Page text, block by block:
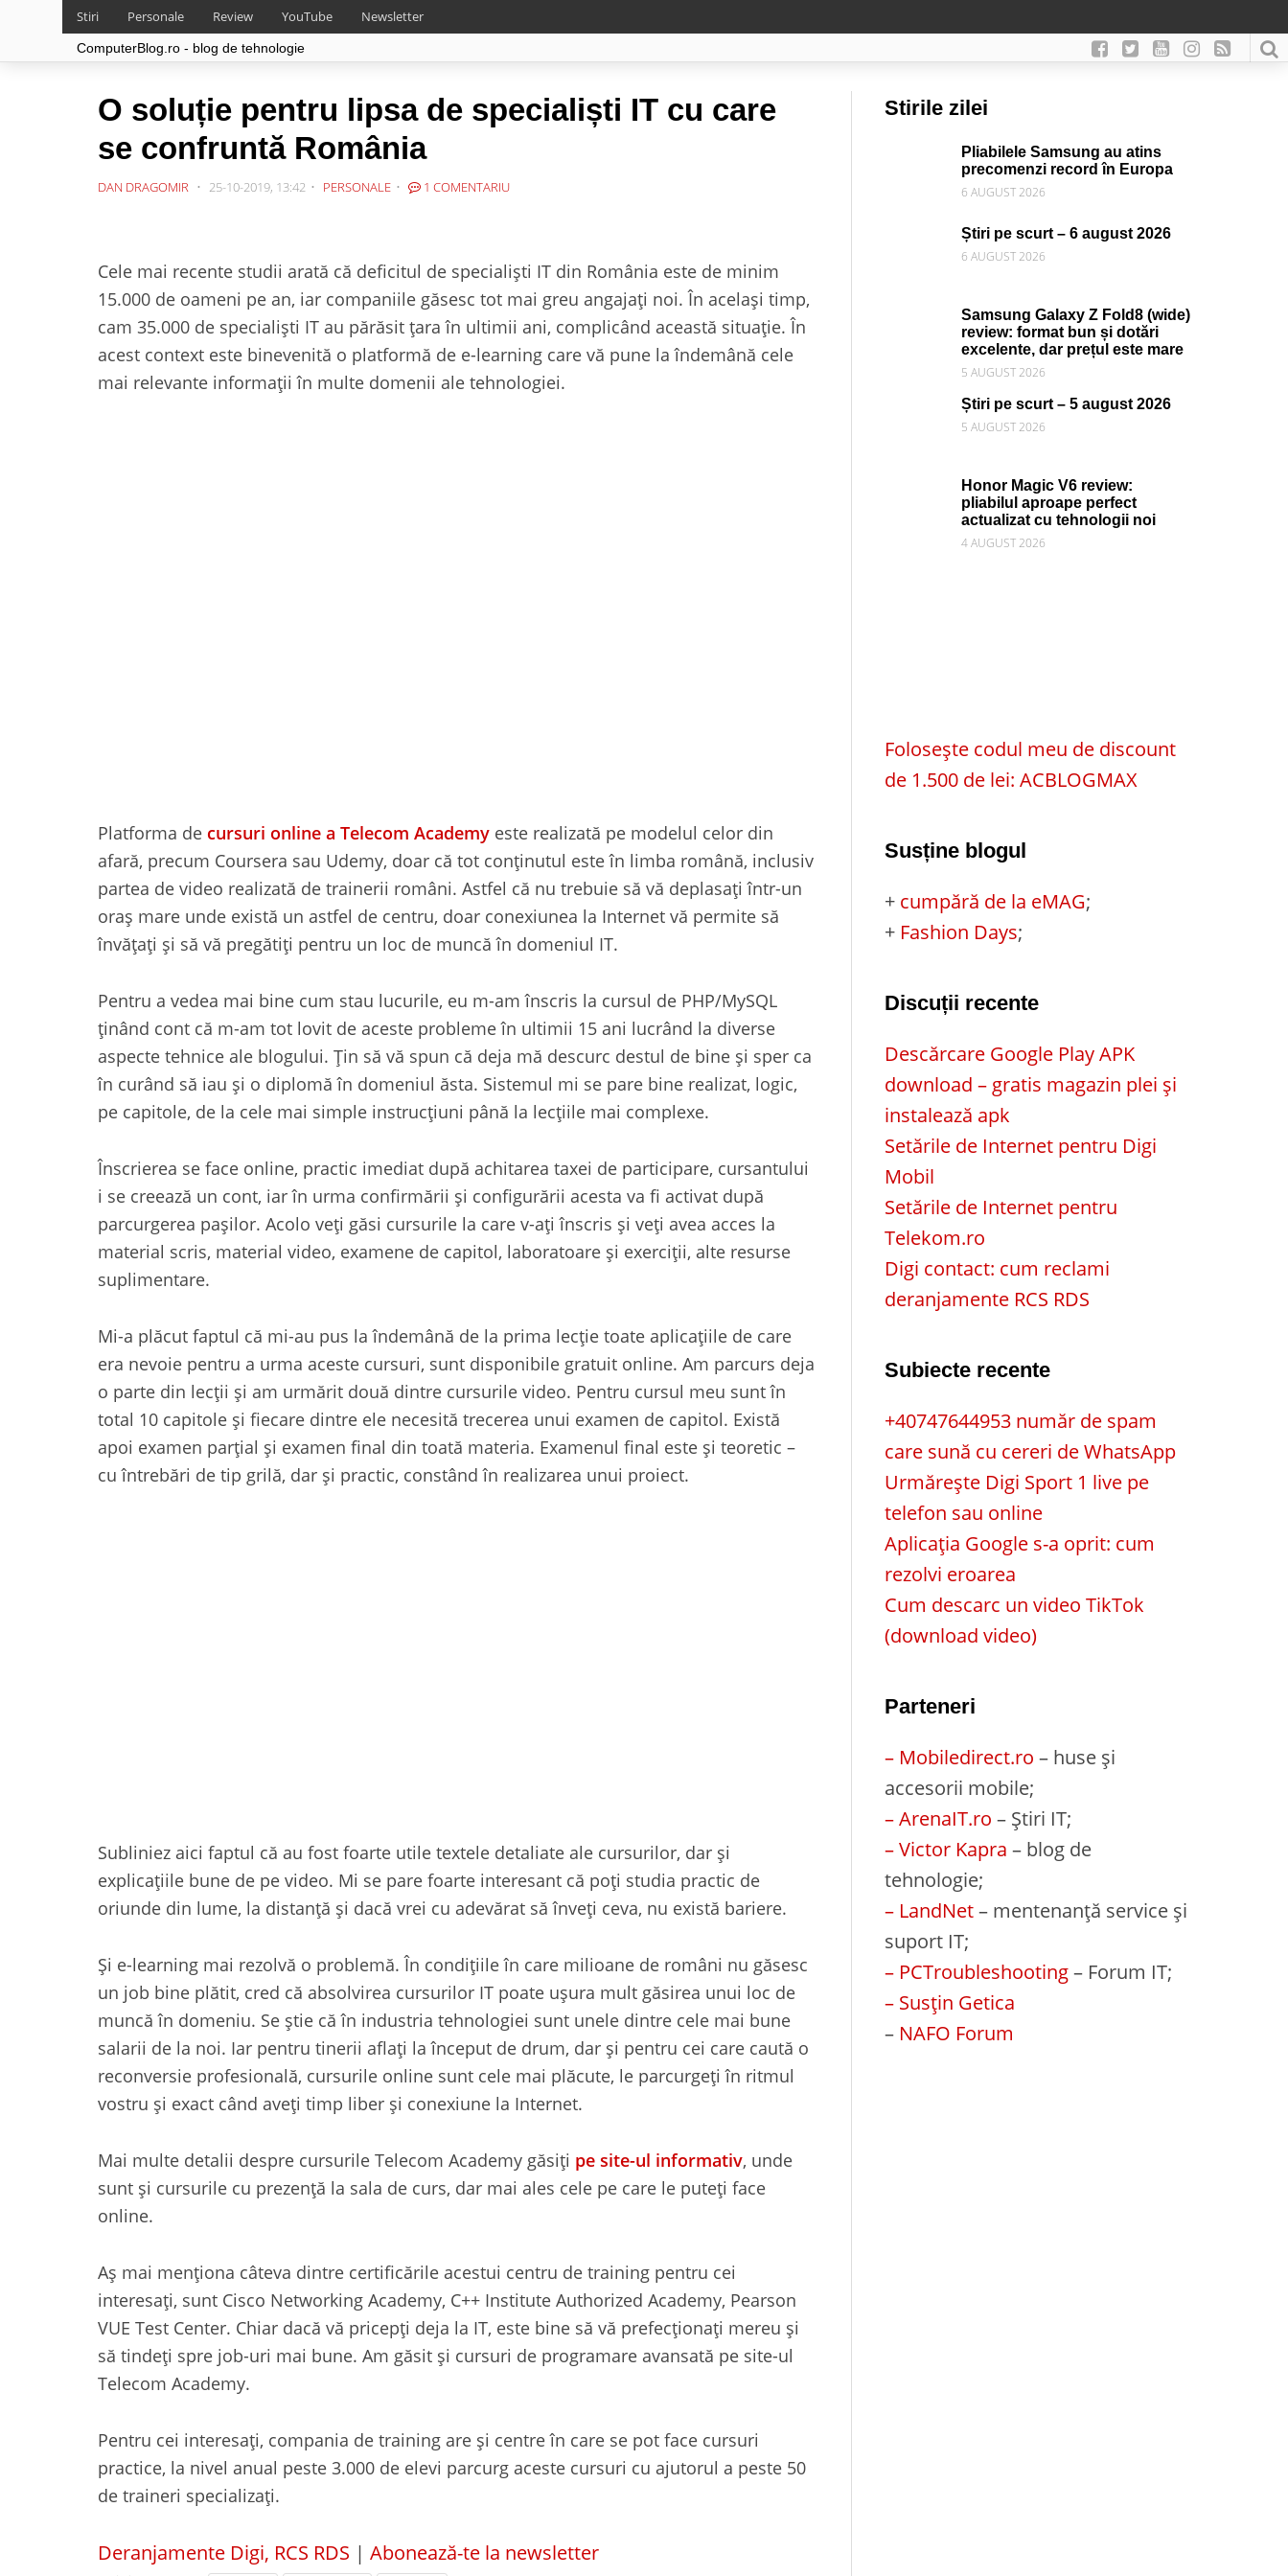
Stiri Personale Review YouTube Newsletter
ComputerBlog.ro - blog de tehnologie
O soluție pentru lipsa de specialiști IT cu care
se confruntă România
DAN DRAGOMIR 25-10-2019, 13:42 PERSONALE 1 COMENTARIU
Cele mai recente studii arată că deficitul de specialiști IT din România este de minim
15.000 de oameni pe an, iar companiile găsesc tot mai greu angajați noi. În același timp,
cam 35.000 de specialiști IT au părăsit țara în ultimii ani, complicând această situație. În
acest context este binevenită o platformă de e-learning care vă pune la îndemână cele
mai relevante informații în multe domenii ale tehnologiei.
Platforma de cursuri online a Telecom Academy este realizată pe modelul celor din
afară, precum Coursera sau Udemy, doar că tot conținutul este în limba română, inclusiv
partea de video realizată de trainerii români. Astfel că nu trebuie să vă deplasați într-un
oraș mare unde există un astfel de centru, doar conexiunea la Internet vă permite să
învățați și să vă pregătiți pentru un loc de muncă în domeniul IT.
Pentru a vedea mai bine cum stau lucurile, eu m-am înscris la cursul de PHP/MySQL
ținând cont că m-am tot lovit de aceste probleme în ultimii 15 ani lucrând la diverse
aspecte tehnice ale blogului. Țin să vă spun că deja mă descurc destul de bine și sper ca
în curând să iau și o diplomă în domeniul ăsta. Sistemul mi se pare bine realizat, logic,
pe capitole, de la cele mai simple instrucțiuni până la lecțiile mai complexe.
Înscrierea se face online, practic imediat după achitarea taxei de participare, cursantului
i se creează un cont, iar în urma confirmării și configurării acesta va fi activat după
parcurgerea pașilor. Acolo veți găsi cursurile la care v-ați înscris și veți avea acces la
material scris, material video, examene de capitol, laboratoare și exerciții, alte resurse
suplimentare.
Mi-a plăcut faptul că mi-au pus la îndemână de la prima lecție toate aplicațiile de care
era nevoie pentru a urma aceste cursuri, sunt disponibile gratuit online. Am parcurs deja
o parte din lecții și am urmărit două dintre cursurile video. Pentru cursul meu sunt în
total 10 capitole și fiecare dintre ele necesită trecerea unui examen de capitol. Există
apoi examen parțial și examen final din toată materia. Examenul final este și teoretic –
cu întrebări de tip grilă, dar și practic, constând în realizarea unui proiect.
Subliniez aici faptul că au fost foarte utile textele detaliate ale cursurilor, dar și
explicațiile bune de pe video. Mi se pare foarte interesant că poți studia practic de
oriunde din lume, la distanță și dacă vrei cu adevărat să înveți ceva, nu există bariere.
Și e-learning mai rezolvă o problemă. În condițiile în care milioane de români nu găsesc
un job bine plătit, cred că absolvirea cursurilor IT poate ușura mult găsirea unui loc de
muncă în domeniu. Se știe că în industria tehnologiei sunt unele dintre cele mai bune
salarii de la noi. Iar pentru tinerii aflați la început de drum, dar și pentru cei care caută o
reconversie profesională, cursurile online sunt cele mai plăcute, le parcurgeți în ritmul
vostru și exact când aveți timp liber și conexiune la Internet.
Mai multe detalii despre cursurile Telecom Academy găsiți pe site-ul informativ, unde
sunt și cursurile cu prezență la sala de curs, dar mai ales cele pe care le puteți face
online.
Aș mai menționa câteva dintre certificările acestui centru de training pentru cei
interesați, sunt Cisco Networking Academy, C++ Institute Authorized Academy, Pearson
VUE Test Center. Chiar dacă vă pricepți deja la IT, este bine să vă prefecționați mereu și
să tindeți spre job-uri mai bune. Am găsit și cursuri de programare avansată pe site-ul
Telecom Academy.
Pentru cei interesați, compania de training are și centre în care se pot face cursuri
practice, la nivel anual peste 3.000 de elevi parcurg aceste cursuri cu ajutorul a peste 50
de traineri specializați.
Deranjamente Digi, RCS RDS | Abonează-te la newsletter
Stirile zilei
Pliabilele Samsung au atins
precomenzi record în Europa
6 AUGUST 2026
Știri pe scurt – 6 august 2026
6 AUGUST 2026
Samsung Galaxy Z Fold8 (wide)
review: format bun și dotări
excelente, dar prețul este mare
5 AUGUST 2026
Știri pe scurt – 5 august 2026
5 AUGUST 2026
Honor Magic V6 review:
pliabilul aproape perfect
actualizat cu tehnologii noi
4 AUGUST 2026
Folosește codul meu de discount
de 1.500 de lei: ACBLOGMAX
Susține blogul
+ cumpără de la eMAG;
+ Fashion Days;
Discuții recente
Descărcare Google Play APK
download – gratis magazin plei și
instalează apk
Setările de Internet pentru Digi
Mobil
Setările de Internet pentru
Telekom.ro
Digi contact: cum reclami
deranjamente RCS RDS
Subiecte recente
+40747644953 număr de spam
care sună cu cereri de WhatsApp
Urmărește Digi Sport 1 live pe
telefon sau online
Aplicația Google s-a oprit: cum
rezolvi eroarea
Cum descarc un video TikTok
(download video)
Parteneri
– Mobiledirect.ro – huse și
accesorii mobile;
– ArenaIT.ro – Știri IT;
– Victor Kapra – blog de
tehnologie;
– LandNet– mentenanță service și
suport IT;
– PCTroubleshooting– Forum IT;
– Susțin Getica
– NAFO Forum